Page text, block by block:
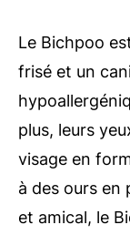
Le Bichpoo
frisé et un
plus, leurs
visage en
à des ours en
et amical, le